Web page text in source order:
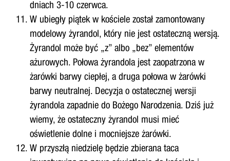
dniach 3-10 czerwca.
W ubiegły piątek w kościele został zamontowany
modelowy żyrandol, który nie jest ostateczną wersją.
Żyrandol może być „z” albo „bez” elementów
ażurowych. Połowa żyrandola jest zaopatrzona w
żarówki barwy ciepłej, a druga połowa w żarówki
barwy neutralnej. Decyzja o ostatecznej wersji
żyrandola zapadnie do Bożego Narodzenia. Dziś już
wiemy, że ostateczny żyrandol musi mieć
oświetlenie dolne i mocniejsze żarówki.
W przyszłą niedzielę będzie zbierana taca